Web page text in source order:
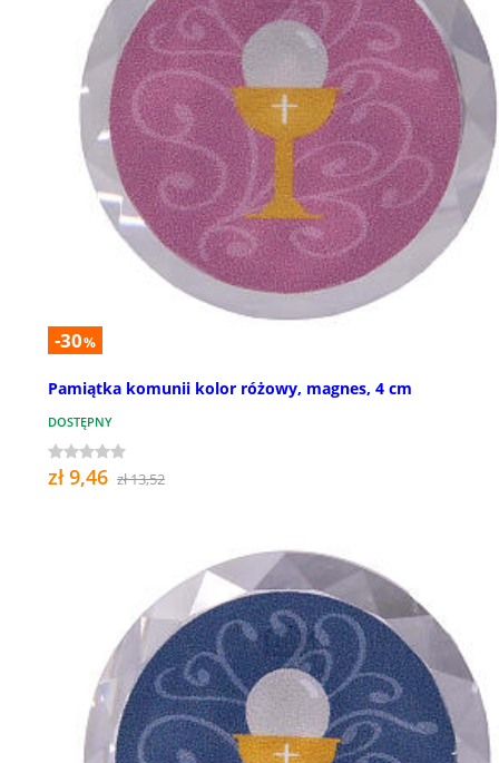
-30%
Pamiątka komunii kolor różowy, magnes, 4 cm
DOSTĘPNY
zł 9,46 zł 13,52